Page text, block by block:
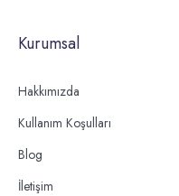
Kurumsal
Hakkımızda
Kullanım Koşulları
Blog
İletişim